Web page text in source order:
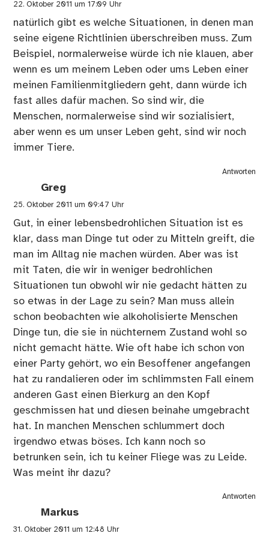
22. Oktober 2011 um 17:09 Uhr
natürlich gibt es welche Situationen, in denen man
seine eigene Richtlinien überschreiben muss. Zum
Beispiel, normalerweise würde ich nie klauen, aber
wenn es um meinem Leben oder ums Leben einer
meinen Familienmitgliedern geht, dann würde ich
fast alles dafür machen. So sind wir, die
Menschen, normalerweise sind wir sozialisiert,
aber wenn es um unser Leben geht, sind wir noch
immer Tiere.
Antworten
Greg
25. Oktober 2011 um 09:47 Uhr
Gut, in einer lebensbedrohlichen Situation ist es
klar, dass man Dinge tut oder zu Mitteln greift, die
man im Alltag nie machen würden. Aber was ist
mit Taten, die wir in weniger bedrohlichen
Situationen tun obwohl wir nie gedacht hätten zu
so etwas in der Lage zu sein? Man muss allein
schon beobachten wie alkoholisierte Menschen
Dinge tun, die sie in nüchternem Zustand wohl so
nicht gemacht hätte. Wie oft habe ich schon von
einer Party gehört, wo ein Besoffener angefangen
hat zu randalieren oder im schlimmsten Fall einem
anderen Gast einen Bierkurg an den Kopf
geschmissen hat und diesen beinahe umgebracht
hat. In manchen Menschen schlummert doch
irgendwo etwas böses. Ich kann noch so
betrunken sein, ich tu keiner Fliege was zu Leide.
Was meint ihr dazu?
Antworten
Markus
31. Oktober 2011 um 12:48 Uhr